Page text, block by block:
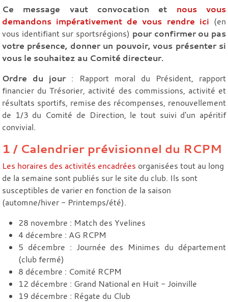
Ce message vaut convocation et nous vous
demandons impérativement de vous rendre ici (en
vous identifiant sur sportsrégions) pour confirmer ou pas
votre présence, donner un pouvoir, vous présenter si
vous le souhaitez au Comité directeur.
Ordre du jour: Rapport moral du Président, rapport
financier du Trésorier, activité des commissions, activité et
résultats sportifs, remise des récompenses, renouvellement
de 1/3 du Comité de Direction, le tout suivi d'un apéritif
convivial.
1 / Calendrier prévisionnel du RCPM
Les horaires des activités encadrées organisées tout au long
de la semaine sont publiés sur le site du club. Ils sont
susceptibles de varier en fonction de la saison
(automne/hiver - Printemps/été).
28 novembre : Match des Yvelines
4 décembre : AG RCPM
5 décembre : Journée des Minimes du département
(club fermé)
8 décembre : Comité RCPM
12 décembre : Grand National en Huit - Joinville
19 décembre : Régate du Club